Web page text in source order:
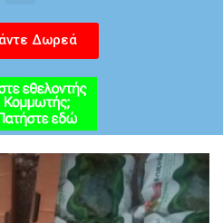
Δωρεά